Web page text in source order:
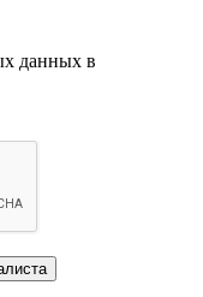
данных в